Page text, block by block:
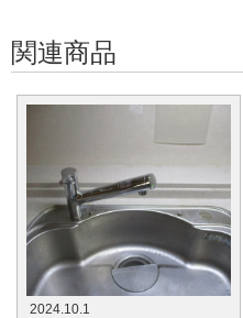
関連商品
2024.10.1